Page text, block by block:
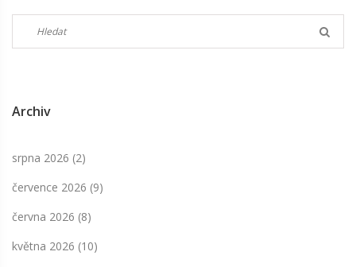
Archiv
srpna 2026 (2)
července 2026 (9)
června 2026 (8)
května 2026 (10)